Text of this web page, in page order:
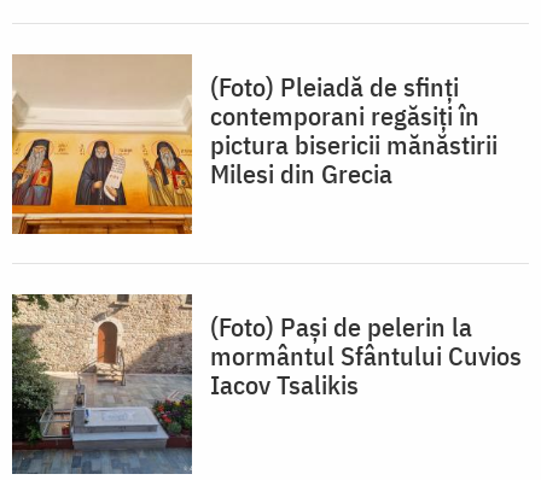
(Foto) Pleiadă de sfinți
contemporani regăsiți în
pictura bisericii mănăstirii
Milesi din Grecia
(Foto) Pași de pelerin la
mormântul Sfântului Cuvios
Iacov Tsalikis